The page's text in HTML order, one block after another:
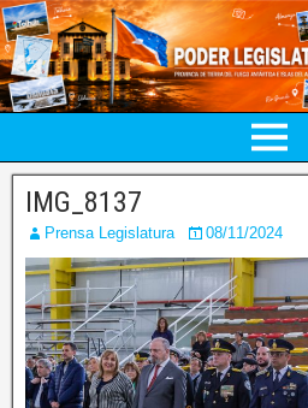
IMG_8137
Prensa Legislatura 08/11/2024